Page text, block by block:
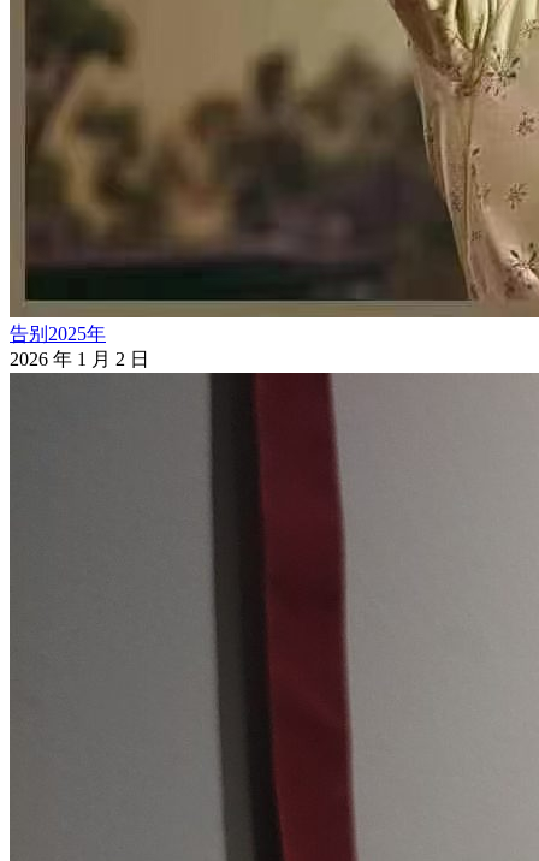
告别2025年
2026 年 1 月 2 日